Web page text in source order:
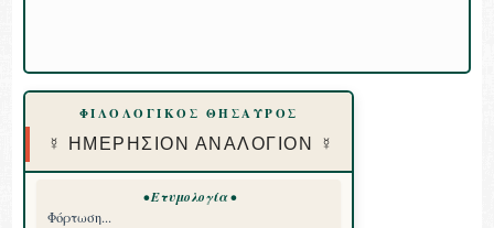
ΦΙΛΟΛΟΓΙΚΟΣ ΘΗΣΑΥΡΟΣ
☿ ΗΜΕΡΗΣΙΟΝ ΑΝΑΛΟΓΙΟΝ ☿
• Ετυμολογία •
Φόρτωση...